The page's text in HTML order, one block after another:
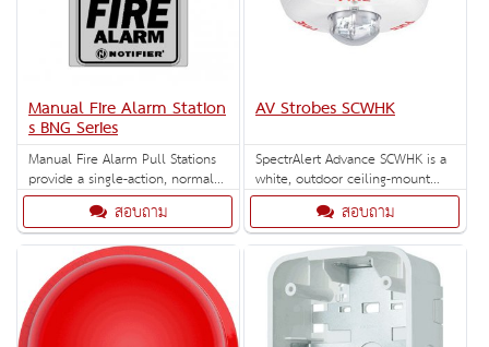
Manual Fire Alarm Station
s BNG Series
Manual Fire Alarm Pull Stations
provide a single-action, normally
open contact, alarm initi- ating
point for use with Fire Alarm
Control Panels.
สอบถาม
AV Strobes SCWHK
SpectrAlert Advance SCWHK is a
white, outdoor ceiling-mount
strobe with selectable high-
candela strobe settings of 135,
150, 177 and 185 cd.
สอบถาม